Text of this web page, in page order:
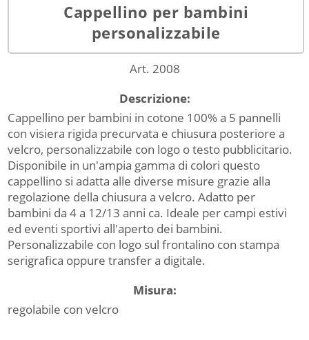
Cappellino per bambini
personalizzabile
Art. 2008
Descrizione:
Cappellino per bambini in cotone 100% a 5 pannelli
con visiera rigida precurvata e chiusura posteriore a
velcro, personalizzabile con logo o testo pubblicitario.
Disponibile in un'ampia gamma di colori questo
cappellino si adatta alle diverse misure grazie alla
regolazione della chiusura a velcro. Adatto per
bambini da 4 a 12/13 anni ca. Ideale per campi estivi
ed eventi sportivi all'aperto dei bambini.
Personalizzabile con logo sul frontalino con stampa
serigrafica oppure transfer a digitale.
Misura:
regolabile con velcro